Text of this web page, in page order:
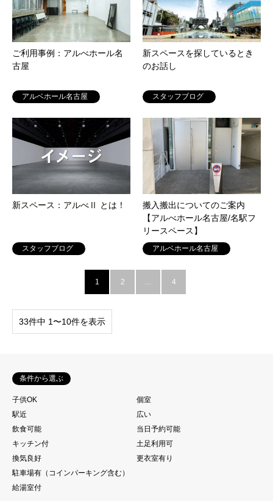
ご利用事例：アルべホール名
古屋
アルベホール名古屋
新スペースを探しているとき
のお話し
スタッフブログ
新スペース：アルべⅡ とは！
スタッフブログ
搬入搬出についてのご案内
【アルべホール名古屋/名駅フ
リースペース】
アルベホール名古屋
1 2 … 4
33件中 1〜10件を表示
条件から選ぶ
子供OK
個室
駅近
広い
飲食可能
当日予約可能
キッチン付
土足利用可
換気良好
更衣室有り
駐車場有（コインパーキング含む）
給湯室付